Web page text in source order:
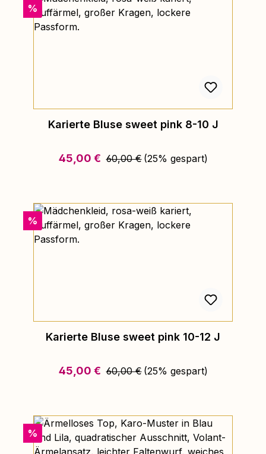
Rabatt
%
Karierte Bluse sweet pink 8-10 J
Verkaufspreis:
45,00 € Regulärer Preis:
60,00 € (25% gespart)
Rabatt
%
Karierte Bluse sweet pink 10-12 J
Verkaufspreis:
45,00 € Regulärer Preis:
60,00 € (25% gespart)
Rabatt
%